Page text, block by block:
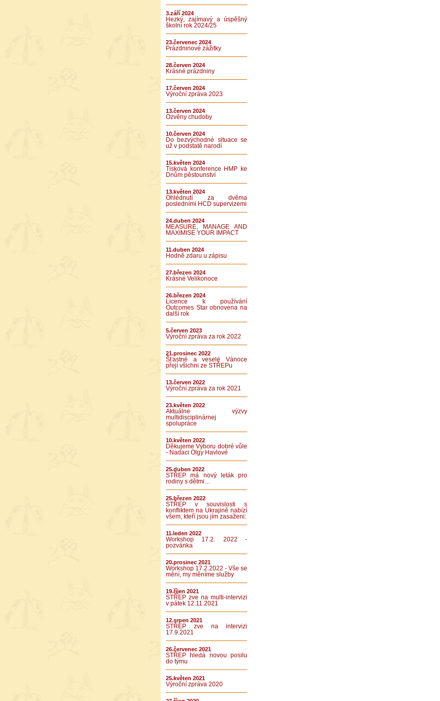
3.září 2024
Hezký, zajímavý a úspěšný
školní rok 2024/25
23.červenec 2024
Prázdninové zážitky
28.červen 2024
Krásné prázdniny
17.červen 2024
Výroční zpráva 2023
13.červen 2024
Ozvěny chudoby
10.červen 2024
Do bezvýchodné situace se
už v podstatě narodí
15.květen 2024
Tisková konference HMP ke
Dnům pěstounství
13.květen 2024
Ohlédnutí za dvěma
posledními HCD supervizemi
24.duben 2024
MEASURE, MANAGE AND
MAXIMISE YOUR IMPACT
11.duben 2024
Hodně zdaru u zápisu
27.březen 2024
Krásné Velikonoce
26.březen 2024
Licence k používání
Outcomes Star obnovena na
další rok
5.červen 2023
Výroční zpráva za rok 2022
21.prosinec 2022
Šťastné a veselé Vánoce
přejí všichni ze STŘEPu
13.červen 2022
Výroční zpráva za rok 2021
23.květen 2022
Aktuálne výzvy
multidisciplinárnej
spolupráce
10.květen 2022
Děkujeme Výboru dobré vůle
- Nadaci Olgy Havlové
25.duben 2022
STŘEP má nový leták pro
rodiny s dětmi…
25.březen 2022
STŘEP v souvislosti s
konfliktem na Ukrajině nabízí
všem, kteří jsou jím zasaženi:
11.leden 2022
Workshop 17.2. 2022 -
pozvánka
20.prosinec 2021
Workshop 17.2.2022 - Vše se
mění, my měníme služby
19.říjen 2021
STŘEP zve na multi-intervizi
v pátek 12.11.2021
12.srpen 2021
STŘEP zve na intervizi
17.9.2021
26.červenec 2021
STŘEP hledá novou posilu
do týmu
25.květen 2021
Výroční zpráva 2020